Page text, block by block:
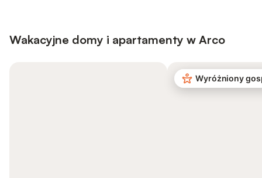
Wakacyjne domy i apartamenty w Arco
Wyróżniony